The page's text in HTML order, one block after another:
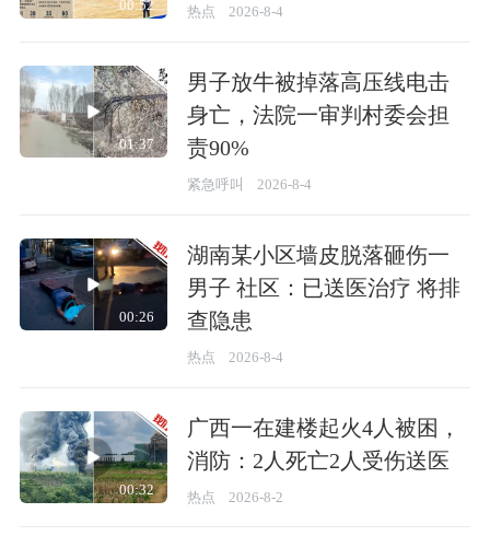
00:52 热点 2026-8-4
01:37
男子放牛被掉落高压线电击
身亡，法院一审判村委会担
责90%
紧急呼叫 2026-8-4
00:26
湖南某小区墙皮脱落砸伤一
男子 社区：已送医治疗 将排
查隐患
热点 2026-8-4
00:32
广西一在建楼起火4人被困，
消防：2人死亡2人受伤送医
热点 2026-8-2